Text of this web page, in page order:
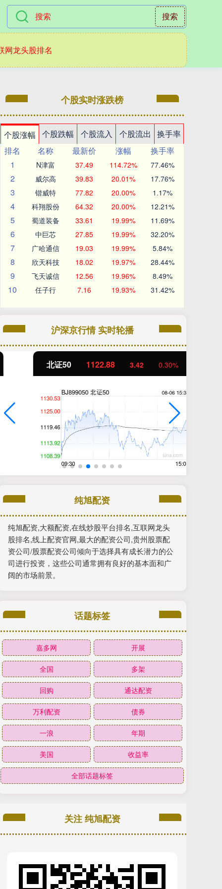
搜索
网龙头股排名
个股实时涨跌榜
个股涨幅 个股跌幅 个股流入 个股流出
换手率
排名
名称 最新价 涨幅
换手率
1
N津富 37.49 114.72% 77.46%
2 威尔高 39.83 20.01% 17.76%
3 锴威特 77.82 20.00% 1.17%
4 科翔股份 64.32 20.00% 12.21%
5 蜀道装备 33.61 19.99% 11.69%
6 中巨芯 27.85 19.99% 32.20%
7 广哈通信 19.03 19.99% 5.84%
8 欣天科技 18.02 19.97% 28.44%
9 飞天诚信 12.56 19.96% 8.49%
10 任子行 7.16 19.93% 31.42%
沪深京行情 实时轮播
北证50 1122.88 3.42 0.30%
纯旭配资
纯旭配资,大额配资,在线炒股平台排名,互联网龙头
股排名,线上配资官网,最大的配资公司,贵州股票配
资公司/股票配资公司倾向于选择具有成长潜力的公
司进行投资，这些公司通常拥有良好的基本面和广
阔的市场前景。
话题标签
嘉多网 开展
全国 多架
回购 通达配资
万利配资 债券
一浪 年期
美国 收益率
全部话题标签
关注 纯旭配资